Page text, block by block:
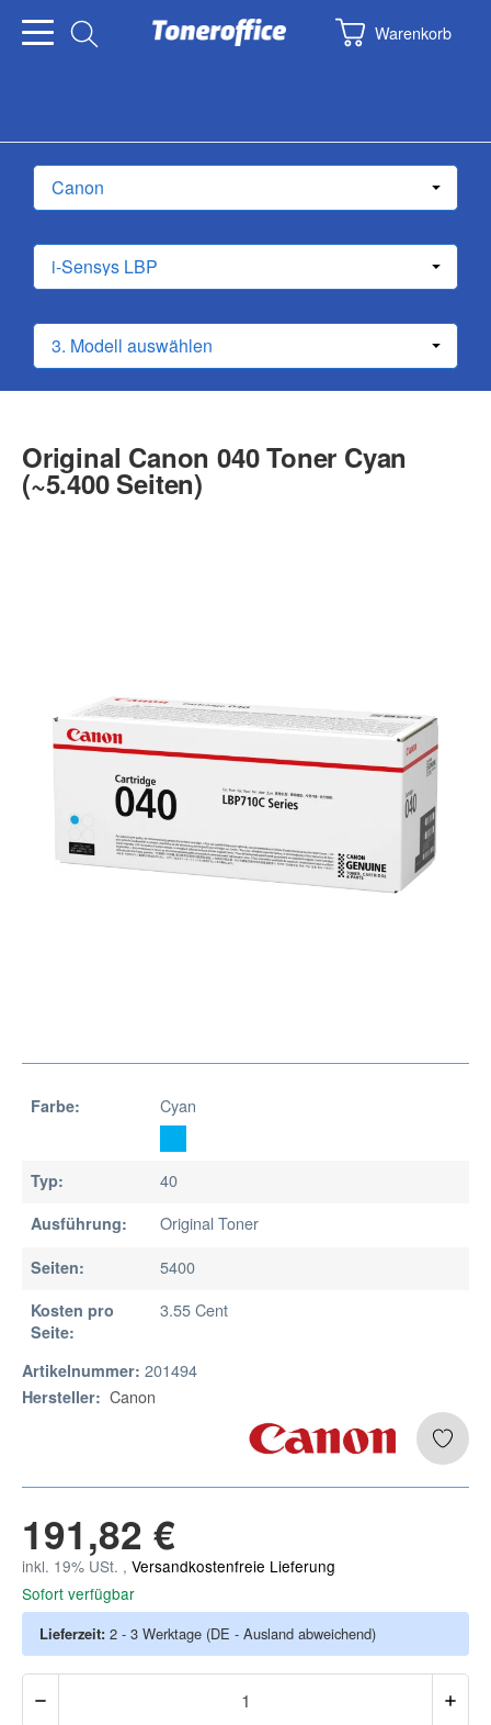
Warenkorb
Original Canon 040 Toner Cyan
(~5.400 Seiten)
Farbe: Cyan
Typ: 40
Ausführung: Original Toner
Seiten: 5400
Kosten pro
Seite:
3.55 Cent
Artikelnummer: 201494
Hersteller: Canon
191,82 €
inkl. 19% USt. , Versandkostenfreie Lieferung
Sofort verfügbar
Lieferzeit: 2 - 3 Werktage (DE - Ausland abweichend)